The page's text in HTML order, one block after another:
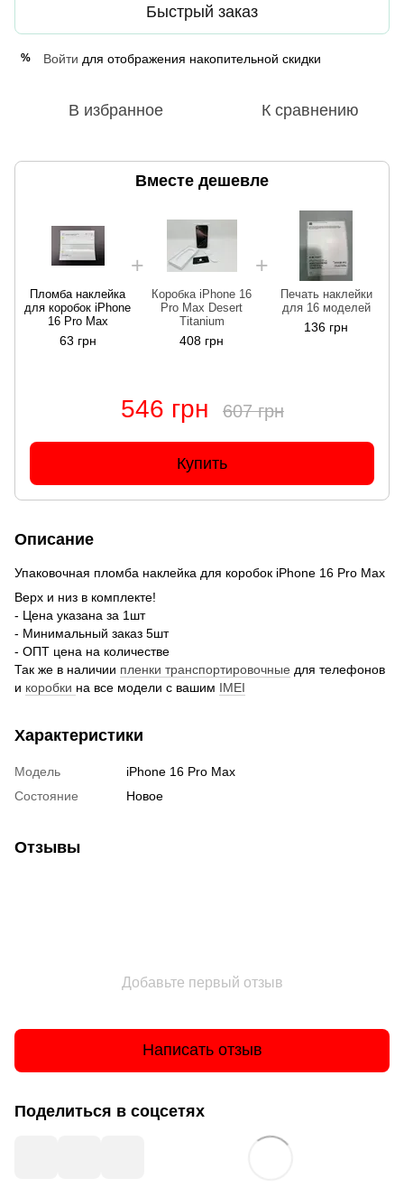
Быстрый заказ
% Войти для отображения накопительной скидки
В избранное К сравнению
Вместе дешевле
Пломба наклейка
для коробок iPhone
16 Pro Max
63 грн
Коробка iPhone 16
Pro Max Desert
Titanium
408 грн
Печать наклейки
для 16 моделей
136 грн
546 грн 607 грн
Купить
Описание
Упаковочная пломба наклейка для коробок iPhone 16 Pro Max
Верх и низ в комплекте!
- Цена указана за 1шт
- Минимальный заказ 5шт
- ОПТ цена на количестве
Так же в наличии пленки транспортировочные для телефонов
и коробки на все модели с вашим IMEI
Характеристики
Модель
iPhone 16 Pro Max
Состояние
Новое
Отзывы
Добавьте первый отзыв
Написать отзыв
Поделиться в соцсетях